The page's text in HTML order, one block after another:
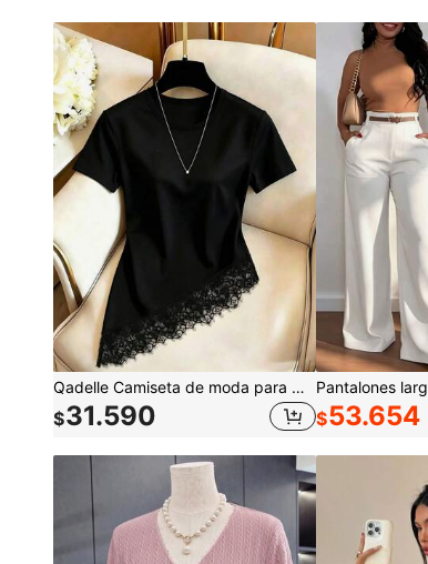
Qadelle Camiseta de moda para mujer de color liso con cuello redondo, manga corta y dobladillo de encaje
$31.590 $53.654